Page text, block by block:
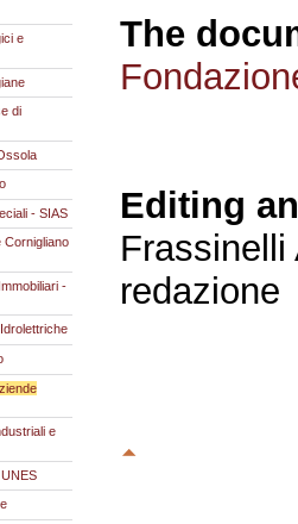
e
di
- SIAS
Cornigliano
-
e
The
Editing
Frassinelli
redazione